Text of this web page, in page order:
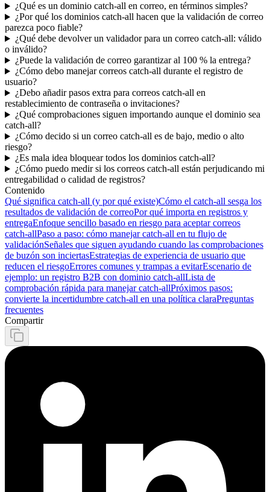
¿Qué es un dominio catch-all en correo, en términos simples?
¿Por qué los dominios catch-all hacen que la validación de correo
parezca poco fiable?
¿Qué debe devolver un validador para un correo catch-all: válido
o inválido?
¿Puede la validación de correo garantizar al 100 % la entrega?
¿Cómo debo manejar correos catch-all durante el registro de
usuario?
¿Debo añadir pasos extra para correos catch-all en
restablecimiento de contraseña o invitaciones?
¿Qué comprobaciones siguen importando aunque el dominio sea
catch-all?
¿Cómo decido si un correo catch-all es de bajo, medio o alto
riesgo?
¿Es mala idea bloquear todos los dominios catch-all?
¿Cómo puedo medir si los correos catch-all están perjudicando mi
entregabilidad o calidad de registros?
Contenido
Qué significa catch-all (y por qué existe)Cómo el catch-all sesga los
resultados de validación de correoPor qué importa en registros y
entregaEnfoque sencillo basado en riesgo para aceptar correos
catch-allPaso a paso: cómo manejar catch-all en tu flujo de
validaciónSeñales que siguen ayudando cuando las comprobaciones
de buzón son inciertasEstrategias de experiencia de usuario que
reducen el riesgoErrores comunes y trampas a evitarEscenario de
ejemplo: un registro B2B con dominio catch-allLista de
comprobación rápida para manejar catch-allPróximos pasos:
convierte la incertidumbre catch-all en una política claraPreguntas
frecuentes
Compartir